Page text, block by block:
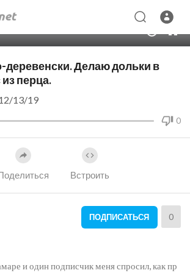
деревенски. Делаю дольки в
перца.
0
13/19
Встроить
ПОДПИСАТЬСЯ 0
и один подписчик меня спросил, как пр